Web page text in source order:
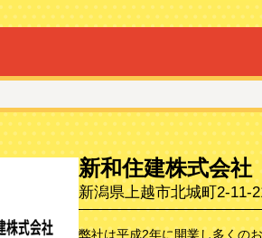
新和住建株式会社
新潟県上越市北城町2-11-
弊社は平成2年に開業し多くの